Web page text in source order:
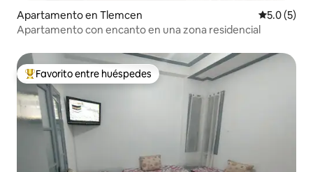
Apartamento en Tlemcen
5.0 (5)
Apartamento con encanto en una zona residencial
Favorito entre huéspedes preferido
Favorito entre huéspedes